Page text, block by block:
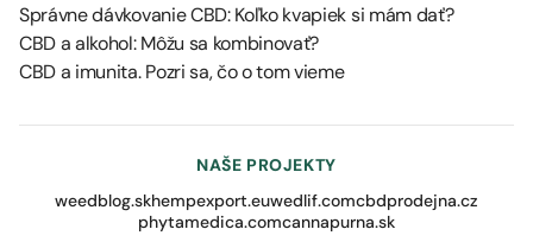
Správne dávkovanie CBD: Koľko kvapiek si mám dať?
CBD a alkohol: Môžu sa kombinovať?
CBD a imunita. Pozri sa, čo o tom vieme
NAŠE PROJEKTY
weedblog.skhempexport.euwedlif.comcbdprodejna.cz
phytamedica.comcannapurna.sk